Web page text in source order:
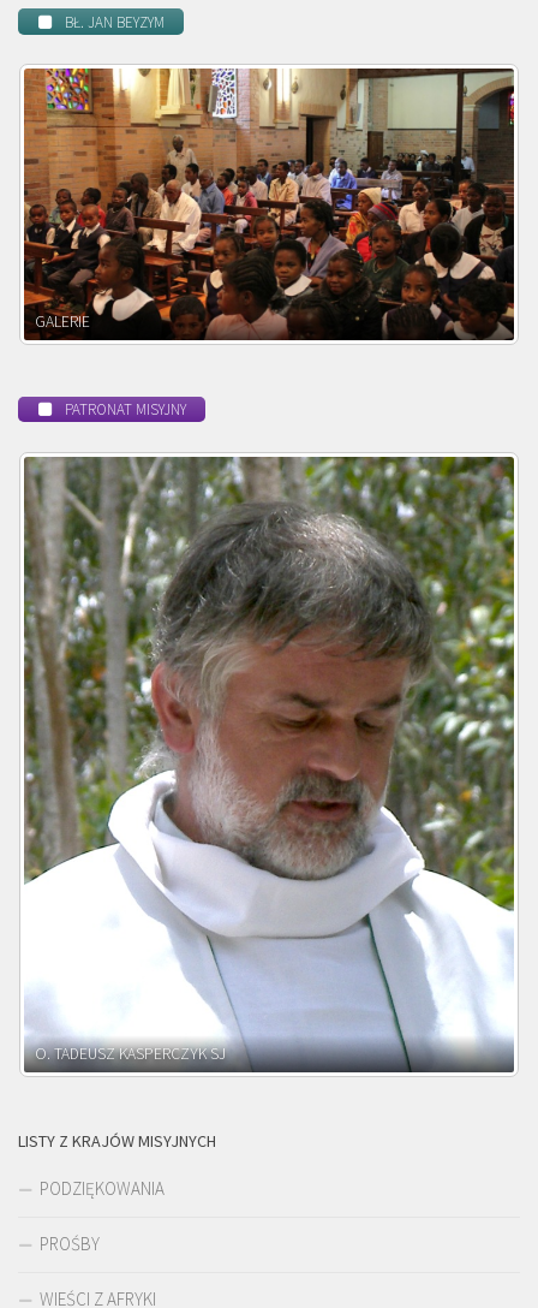
BŁ. JAN BEYZYM
POWOŁANIE MISYJNE
PATRONAT MISYJNY
O. ADNRZEJ LEŚNIARA SJ
LISTY Z KRAJÓW MISYJNYCH
PODZIĘKOWANIA
PROŚBY
WIEŚCI Z AFRYKI